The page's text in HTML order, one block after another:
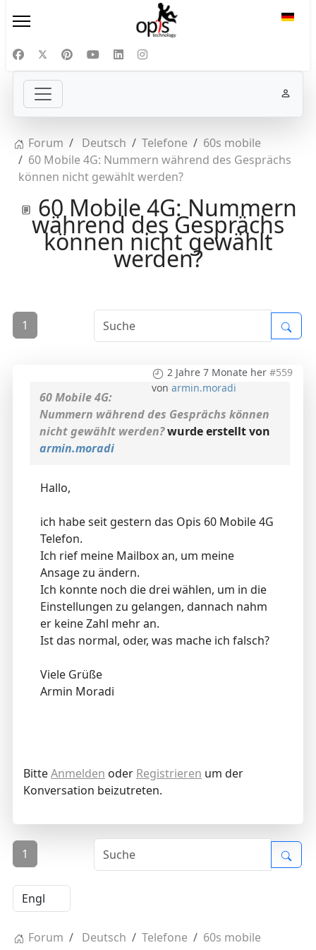
Forum Deutsch Telefone
60s mobile
60 Mobile 4G: Nummern während des Gesprächs
können nicht gewählt werden?
60 Mobile 4G: Nummern
während des Gesprächs
können nicht gewählt
werden?
1
2 Jahre 7 Monate her #559
vonarmin.moradi
60 Mobile 4G:
Nummern während des Gesprächs können
nicht gewählt werden?wurde erstellt von
armin.moradi
Hallo,
ich habe seit gestern das Opis 60 Mobile 4G
Telefon.
Ich rief meine Mailbox an, um meine
Ansage zu ändern.
Ich konnte noch die drei wählen, um in die
Einstellungen zu gelangen, dannach nahm
er keine Zahl mehr an.
Ist das normal, oder, was mache ich falsch?
Viele Grüße
Armin Moradi
BitteAnmelden oder Registrieren um der
Konversation beizutreten.
1
Forum Deutsch Telefone
60s mobile